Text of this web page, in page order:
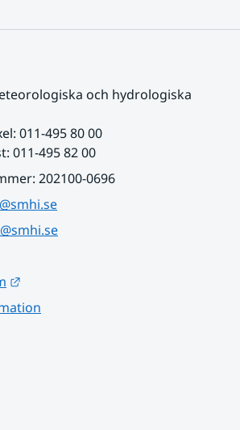
och hydrologiska
011-495 80 00
011-495 82 00
202100-0696